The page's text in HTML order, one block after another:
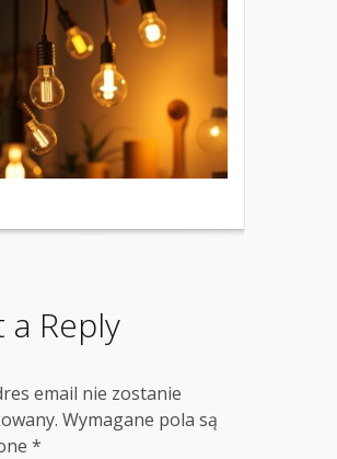
a Reply
email nie zostanie
Wymagane pola są
*